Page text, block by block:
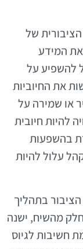
של
המידע
להשפיע על
את החיוביות
או שמירה על
להיות חיובית
בהשפעות
עלול להיות
בתהליך
מהשיח, ישנה
חשיבות לגיוס